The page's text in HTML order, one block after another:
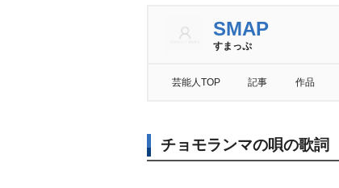
SMAP
すまっぷ
芸能人TOP 記事 作品
チョモランマの唄の歌詞